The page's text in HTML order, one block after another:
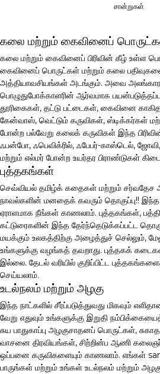
சான்றுகள்
கலை மற்றும் கைவினைப்
கலை மற்றும் கைவினைப் பிரிவின் கீழ் உள்ள
கைவினைப் பொருட்கள் மற்றும் கலை
அத்தியாவசியங்கள் அடங்கும். அவை
பொழுதுபோக்காளரின் ஆர்வமாக
தூரிகைகள், தட்டு பட்டைகள், கைவினை
கேன்வாஸ், வெட்டும் கருவிகள், ஸ்டிக்கர்கள்
போன்ற பல்வேறு கலைக் கருவிகள் இந்த
ஃபன்போ, ஃபெவிக்ரில், ஃபேபர்-காஸ்டெல்,
மற்றும் எல்மர் போன்ற உயர்தர பிராண்டுகள்
புத்தகங்கள்
செவ்வியல் தமிழ்க் கதைகள் மற்றும் சர்வதேச
நாவல்களின் மனதைக் கவரும் தொகுப்பு!! இந்த
ஏராளமாக நீங்கள் காணலாம். புத்தகங்கள்,
கட்டுரைகளின் இந்த தேர்ந்தெடுக்கப்பட்ட
மயக்கும் உலகத்திற்கு அழைத்துச் செல்லும்,
உங்களுக்கு வழங்கத் தவறாது. புத்தகக்
இல்லை. தேடல் வரியில் குறிப்பிட்ட
செய்யலாம்.
உடல்நலம் மற்றும் அழகு
இந்த நாட்களில் சீர்ப்படுத்துவது மிகவும்
வேறு எதுவும் உங்களுக்கு இறுதி
சுய பாதுகாப்பு அழகுசாதனப் பொருட்கள்,
வாசனை திரவியங்கள், சிற்றின்ப ஆணி
ஒப்பனை கருவிகளையும் காணலாம். எங்கள்
பாருங்கள் மற்றும் உங்கள் உடல்நலம் மற்றும்